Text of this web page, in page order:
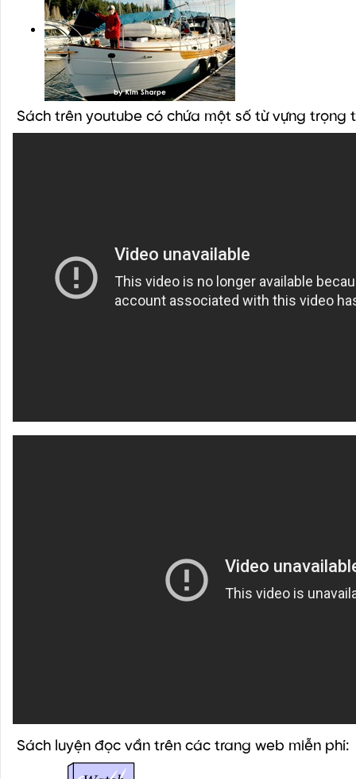
Sách trên youtube có chứa một số từ vựng trọng
Sách luyện đọc vần trên các trang web miễn phí: